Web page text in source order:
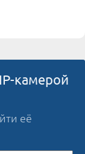
камерой
её